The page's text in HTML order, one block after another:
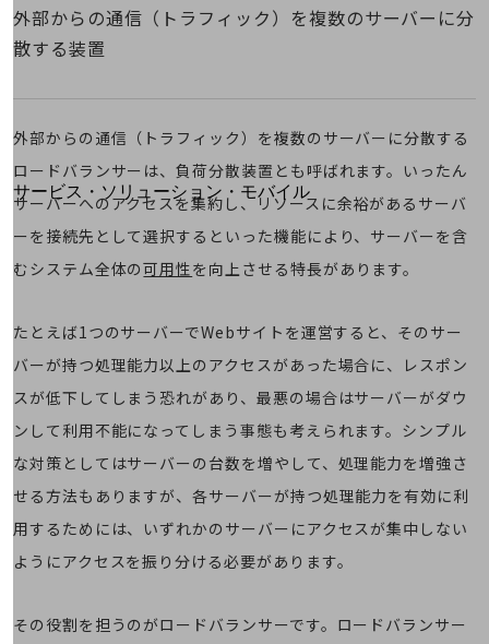
地域社会を支える皆さまと地域課題の解決や
地域経済のさらなる活性化に取り組みます
自治体・地域社会との共創
別ウィンドウで開きます
サービス・ソリューション・モバイル
サービス・ソリューションTOP
サービス・ソリューションをご紹介
ネットワーク・モバイル
クラウド・データセンター
電話・映像コミュニケーション
5G
IoT
外部からの通信（トラフィック）を複数のサーバーに分
散する装置
外部からの通信（トラフィック）を複数のサーバーに分散する
ロードバランサーは、負荷分散装置とも呼ばれます。いったん
サーバーへのアクセスを集約し、リソースに余裕があるサーバ
ーを接続先として選択するといった機能により、サーバーを含
むシステム全体の可用性を向上させる特長があります。
たとえば1つのサーバーでWebサイトを運営すると、そのサー
バーが持つ処理能力以上のアクセスがあった場合に、レスポン
スが低下してしまう恐れがあり、最悪の場合はサーバーがダウ
ンして利用不能になってしまう事態も考えられます。シンプル
な対策としてはサーバーの台数を増やして、処理能力を増強さ
せる方法もありますが、各サーバーが持つ処理能力を有効に利
用するためには、いずれかのサーバーにアクセスが集中しない
ようにアクセスを振り分ける必要があります。
その役割を担うのがロードバランサーです。ロードバランサー